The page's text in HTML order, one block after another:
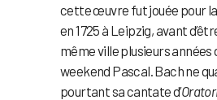
cette œuvre fut jouée pour
en 1725 à Leipzig, avant
même ville plusieurs années
weekend Pascal. Bach ne
pourtant sa cantate d’